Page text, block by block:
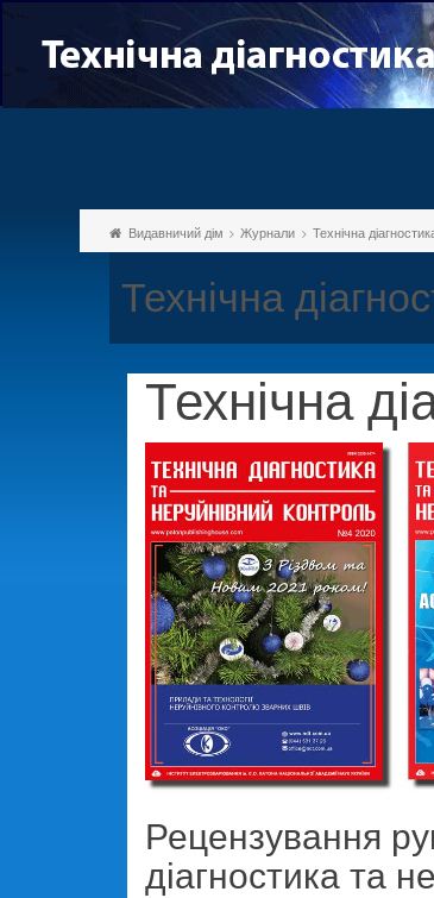
Видавничий дім Журнали Технічна
Технічна
Технічна
Рецензування
діагностика та